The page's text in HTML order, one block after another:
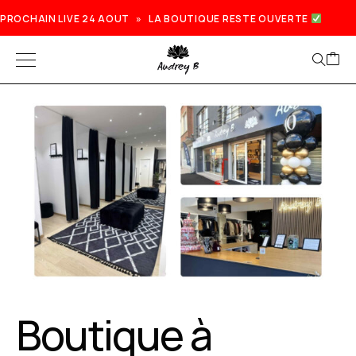
PROCHAIN LIVE 24 AOUT » LA BOUTIQUE RESTE OUVERTE
Prochain live lundi